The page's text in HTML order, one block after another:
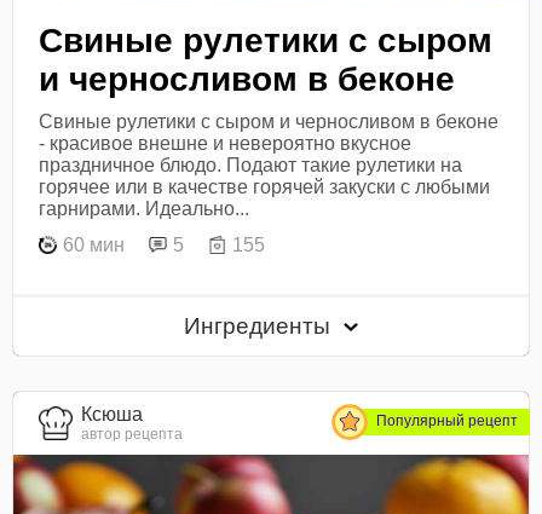
Свиные рулетики с сыром
и черносливом в беконе
Свиные рулетики с сыром и черносливом в беконе
- красивое внешне и невероятно вкусное
праздничное блюдо. Подают такие рулетики на
горячее или в качестве горячей закуски с любыми
гарнирами. Идеально...
60 мин
5 155
Ингредиенты
Ксюша
автор рецепта
Популярный рецепт